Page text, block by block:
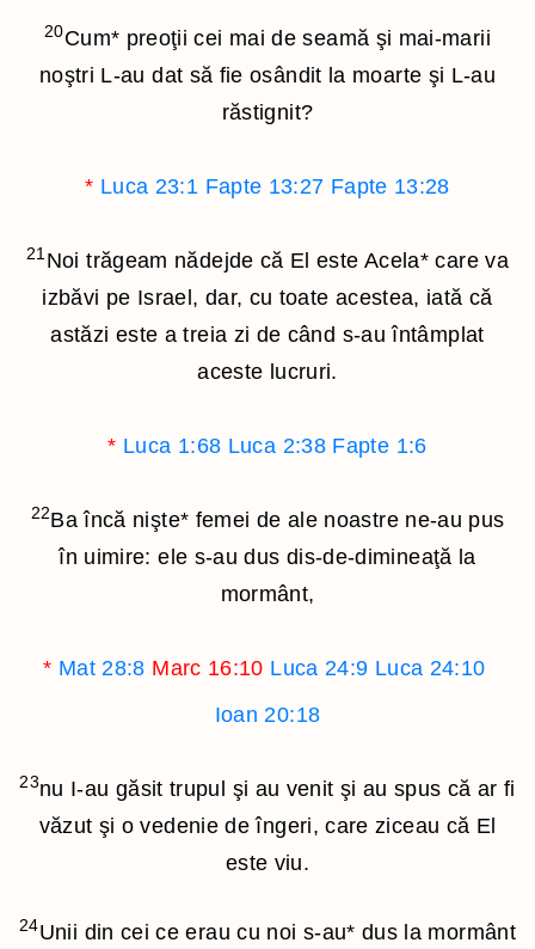
20Cum* preoţii cei mai de seamă şi mai-marii
noştri L-au dat să fie osândit la moarte şi L-au
răstignit?
* Luca 23:1 Fapte 13:27 Fapte 13:28
21Noi trăgeam nădejde că El este Acela* care va
izbăvi pe Israel, dar, cu toate acestea, iată că
astăzi este a treia zi de când s-au întâmplat
aceste lucruri.
* Luca 1:68 Luca 2:38 Fapte 1:6
22Ba încă nişte* femei de ale noastre ne-au pus
în uimire: ele s-au dus dis-de-dimineaţă la
mormânt,
* Mat 28:8 Marc 16:10 Luca 24:9 Luca 24:10
Ioan 20:18
23nu I-au găsit trupul şi au venit şi au spus că ar fi
văzut şi o vedenie de îngeri, care ziceau că El
este viu.
24Unii din cei ce erau cu noi s-au* dus la mormânt